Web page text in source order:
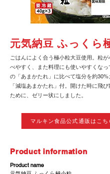
元気納豆 ふっくら
ごはんによく合う極小粒大豆使用。粒
べやすく、また料理にも使いやすくなっ
の「あまかたれ」に比べて塩分を約30%
「減塩あまかたれ」付。開けた時に飛
ために、ゼリー状にしました。
マルキン食品公式通販はこち
​Product information
​Product name